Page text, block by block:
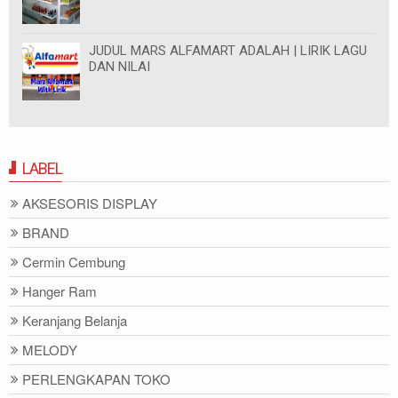
JUDUL MARS ALFAMART ADALAH | LIRIK LAGU
DAN NILAI
LABEL
AKSESORIS DISPLAY
BRAND
Cermin Cembung
Hanger Ram
Keranjang Belanja
MELODY
PERLENGKAPAN TOKO